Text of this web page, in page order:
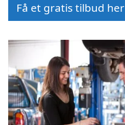
Få et gratis tilbud her